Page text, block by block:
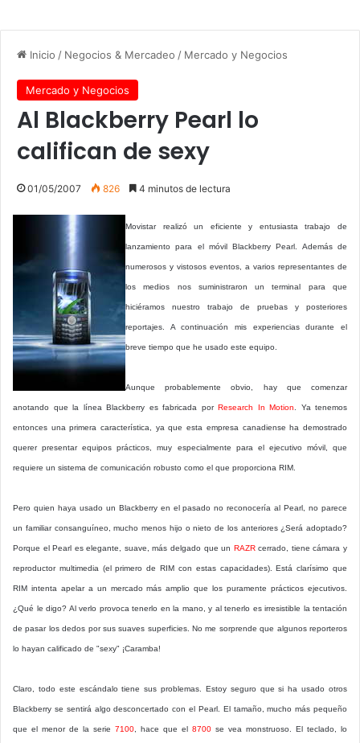
Inicio / Negocios & Mercadeo / Mercado y Negocios
Mercado y Negocios
Al Blackberry Pearl lo
califican de sexy
01/05/2007 826 4 minutos de lectura
Movistar realizó un eficiente y entusiasta trabajo de
lanzamiento para el móvil Blackberry Pearl. Además de
numerosos y vistosos eventos, a varios representantes de
los medios nos suministraron un terminal para que
hiciéramos nuestro trabajo de pruebas y posteriores
reportajes. A continuación mis experiencias durante el
breve tiempo que he usado este equipo.
Aunque probablemente obvio, hay que comenzar
anotando que la línea Blackberry es fabricada por Research In Motion . Ya tenemos
entonces una primera característica, ya que esta empresa canadiense ha demostrado
querer presentar equipos prácticos, muy especialmente para el ejecutivo móvil, que
requiere un sistema de comunicación robusto como el que proporciona RIM.
Pero quien haya usado un Blackberry en el pasado no reconocería al Pearl, no parece
un familiar consanguíneo, mucho menos hijo o nieto de los anteriores ¿Será adoptado?
Porque el Pearl es elegante, suave, más delgado que un RAZRcerrado, tiene cámara y
reproductor multimedia (el primero de RIM con estas capacidades). Está clarísimo que
RIM intenta apelar a un mercado más amplio que los puramente prácticos ejecutivos.
¿Qué le digo? Al verlo provoca tenerlo en la mano, y al tenerlo es irresistible la tentación
de pasar los dedos por sus suaves superficies. No me sorprende que algunos reporteros
lo hayan calificado de "sexy" ¡Caramba!
Claro, todo este escándalo tiene sus problemas. Estoy seguro que si ha usado otros
Blackberry se sentirá algo desconcertado con el Pearl. El tamaño, mucho más pequeño
que el menor de la serie 7100 , hace que el 8700 se vea monstruoso. El teclado, lo